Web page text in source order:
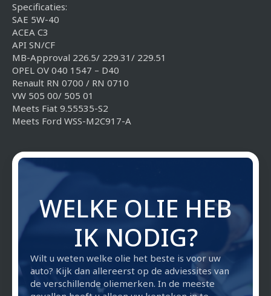
Specificaties:
SAE 5W-40
ACEA C3
API SN/CF
MB-Approval 226.5/ 229.31/ 229.51
OPEL OV 040 1547 – D40
Renault RN 0700 / RN 0710
VW 505 00/ 505 01
Meets Fiat 9.55535-S2
Meets Ford WSS-M2C917-A
WELKE OLIE HEB
IK NODIG?
Wilt u weten welke olie het beste is voor uw
auto? Kijk dan allereerst op de adviessites van
de verschillende oliemerken. In de meeste